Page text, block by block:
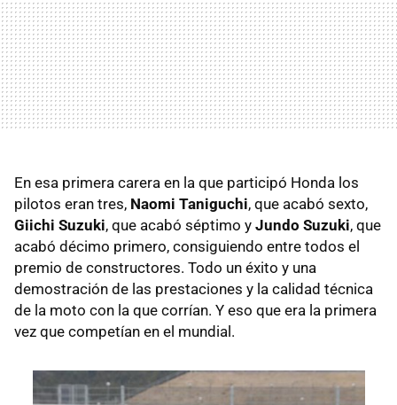
En esa primera carera en la que participó Honda los
pilotos eran tres, Naomi Taniguchi, que acabó sexto,
Giichi Suzuki, que acabó séptimo y Jundo Suzuki, que
acabó décimo primero, consiguiendo entre todos el
premio de constructores. Todo un éxito y una
demostración de las prestaciones y la calidad técnica
de la moto con la que corrían. Y eso que era la primera
vez que competían en el mundial.